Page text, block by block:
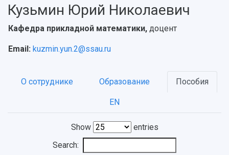
Кузьмин Юрий Николаевич
Кафедра прикладной математики, доцент
Email: kuzmin.yun.2@ssau.ru
О сотруднике Образование Пособия
EN
Show
entries
Search: